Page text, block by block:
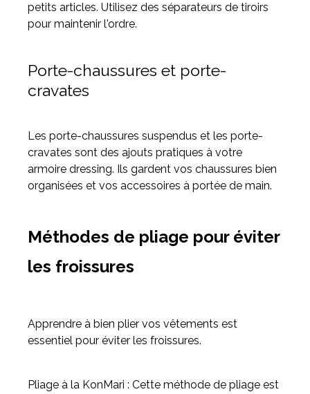
petits articles. Utilisez des séparateurs de tiroirs
pour maintenir l'ordre.
Porte-chaussures et porte-
cravates
Les porte-chaussures suspendus et les porte-
cravates sont des ajouts pratiques à votre
armoire dressing. Ils gardent vos chaussures bien
organisées et vos accessoires à portée de main.
Méthodes de pliage pour éviter
les froissures
Apprendre à bien plier vos vêtements est
essentiel pour éviter les froissures.
Pliage à la KonMari : Cette méthode de pliage est